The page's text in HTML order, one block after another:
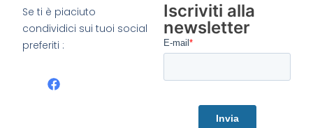
Se ti è piaciuto
condividici sui tuoi social
preferiti :
Iscriviti alla
newsletter